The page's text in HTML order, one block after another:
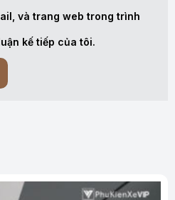
và trang web trong trình
kế tiếp của tôi.